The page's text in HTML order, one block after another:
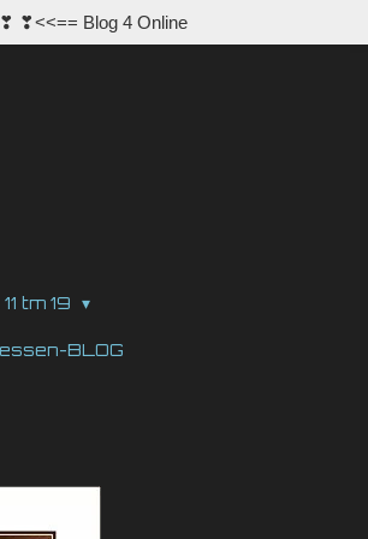
❣<<== Blog 4 Online
tm 19
BLOG